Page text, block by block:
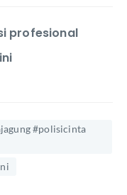
profesional
#polisicinta